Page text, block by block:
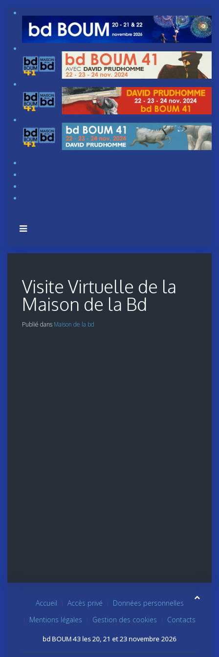
Visite Virtuelle de la
Maison de la Bd
Publié dans Maison de la bd
Accueil Accès privé
Données personnelles
Mentions légales
Gestion des cookies Contacts
bd BOUM 43 les 20, 21 et 23 novembre 2026